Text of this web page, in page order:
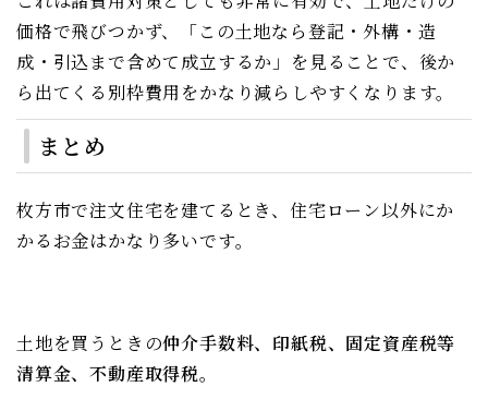
価格で飛びつかず、「この土地なら登記・外構・造
成・引込まで含めて成立するか」を見ることで、後か
ら出てくる別枠費用をかなり減らしやすくなります。
まとめ
枚方市で注文住宅を建てるとき、住宅ローン以外にか
かるお金はかなり多いです。
土地を買うときの仲介手数料、印紙税、固定資産税等
清算金、不動産取得税。